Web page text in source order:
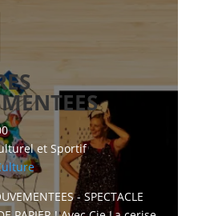
et Sportif
- SPECTACLE